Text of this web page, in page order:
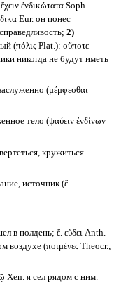
ἐνδικώτατα Soph.
Eur. он понес
2)
(πόλις Plat.): οὔποτε
никогда не будут иметь
(μέμφεσθαι
тело (ψαύειν ἐνδίνων
вертеться, кружиться
источник (ἔ.
в полдень; ἔ. εὕδει Anth.
(ποιμένες Theocr.;
Xen. я сел рядом с ним.